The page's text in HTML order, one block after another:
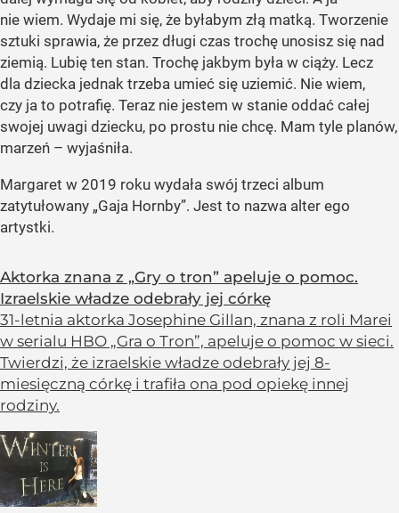
nie wiem. Wydaje mi się, że byłabym złą matką. Tworzenie
sztuki sprawia, że przez długi czas trochę unosisz się nad
ziemią. Lubię ten stan. Trochę jakbym była w ciąży. Lecz
dla dziecka jednak trzeba umieć się uziemić. Nie wiem,
czy ja to potrafię. Teraz nie jestem w stanie oddać całej
swojej uwagi dziecku, po prostu nie chcę. Mam tyle planów,
marzeń – wyjaśniła.
Margaret w 2019 roku wydała swój trzeci album
zatytułowany „Gaja Hornby”. Jest to nazwa alter ego
artystki.
Aktorka znana z „Gry o tron” apeluje o pomoc.
Izraelskie władze odebrały jej córkę
31-letnia aktorka Josephine Gillan, znana z roli Marei
w serialu HBO „Gra o Tron”, apeluje o pomoc w sieci.
Twierdzi, że izraelskie władze odebrały jej 8-
miesięczną córkę i trafiła ona pod opiekę innej
rodziny.